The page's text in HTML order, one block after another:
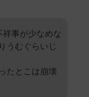
祥事が少なめな
うむぐらいじ
たとこは崩壊